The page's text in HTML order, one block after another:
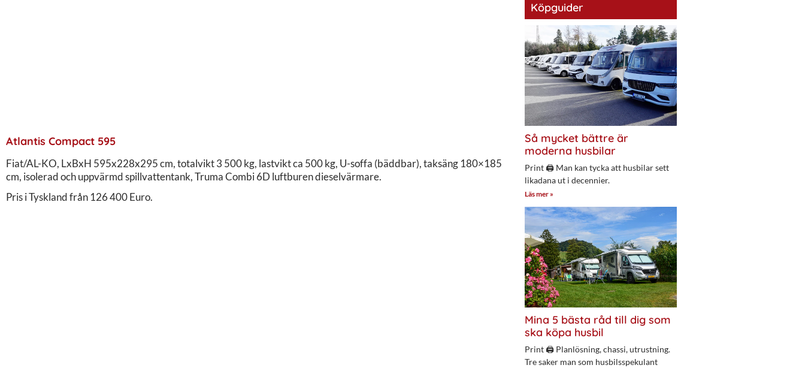
Atlantis Compact 595
Fiat/AL-KO, LxBxH 595x228x295 cm, totalvikt 3 500 kg, lastvikt ca 500 kg, U-soffa (bäddbar), taksäng 180×185
cm, isolerad och uppvärmd spillvattentank, Truma Combi 6D luftburen dieselvärmare.
Pris i Tyskland från 126 400 Euro.
Köpguider
Så mycket bättre är
moderna husbilar
Print 🖨 Man kan tycka att husbilar sett
likadana ut i decennier.
Läs mer »
Mina 5 bästa råd till dig som
ska köpa husbil
Print 🖨 Planlösning, chassi, utrustning.
Tre saker man som husbilsspekulant